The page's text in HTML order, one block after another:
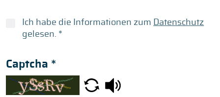
Ich habe die Informationen zum Datenschutz
gelesen. *
Captcha *